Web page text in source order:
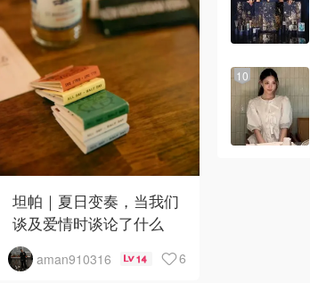
坦帕｜夏日变奏，当我们
谈及爱情时谈论了什么
aman910316 14 6